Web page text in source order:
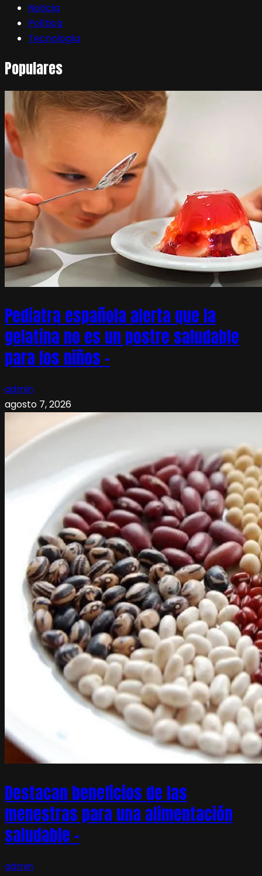
Noticia
Política
Tecnología
Populares
Pediatra española alerta que la
gelatina no es un postre saludable
para los niños –
admin
agosto 7, 2026
Destacan beneficios de las
menestras para una alimentación
saludable –
admin